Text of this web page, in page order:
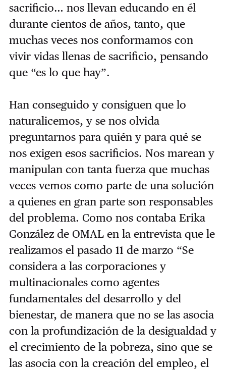
sacrificio… nos llevan educando en él
durante cientos de años, tanto, que
muchas veces nos conformamos con
vivir vidas llenas de sacrificio, pensando
que “es lo que hay”.
Han conseguido y consiguen que lo
naturalicemos, y se nos olvida
preguntarnos para quién y para qué se
nos exigen esos sacrificios. Nos marean y
manipulan con tanta fuerza que muchas
veces vemos como parte de una solución
a quienes en gran parte son responsables
del problema. Como nos contaba Erika
González de OMAL en la entrevista que le
realizamos el pasado 11 de marzo “Se
considera a las corporaciones y
multinacionales como agentes
fundamentales del desarrollo y del
bienestar, de manera que no se las asocia
con la profundización de la desigualdad y
el crecimiento de la pobreza, sino que se
las asocia con la creación del empleo, el